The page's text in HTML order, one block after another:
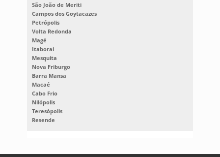
São João de Meriti
Campos dos Goytacazes
Petrópolis
Volta Redonda
Magé
Itaboraí
Mesquita
Nova Friburgo
Barra Mansa
Macaé
Cabo Frio
Nilópolis
Teresópolis
Resende